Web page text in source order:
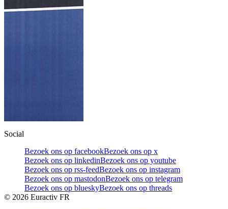
Social
Bezoek ons op facebookBezoek ons op x
Bezoek ons op linkedinBezoek ons op youtube
Bezoek ons op rss-feedBezoek ons op instagram
Bezoek ons op mastodonBezoek ons op telegram
Bezoek ons op blueskyBezoek ons op threads
© 2026 Euractiv FR